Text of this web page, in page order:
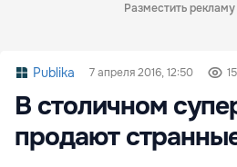
Разместить
Publika 7 апреля 2016, 12:50
В столичном
продают